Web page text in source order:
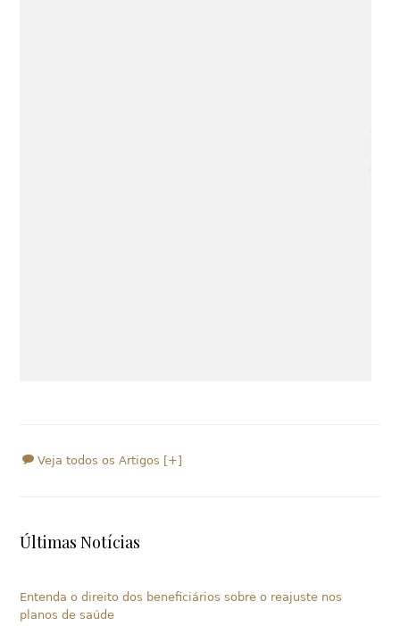
Veja todos os Artigos [+]
Últimas Notícias
Entenda o direito dos beneficiários sobre o reajuste nos
planos de saúde